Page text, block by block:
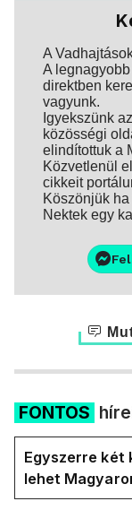
A
A
direktben
vagyunk.
Igyekszünk
közösségi
elindítottuk a
Közvetlenül
cikkeit
Köszönjük
Nektek egy
FONTOS
Egyszerre két
lehet